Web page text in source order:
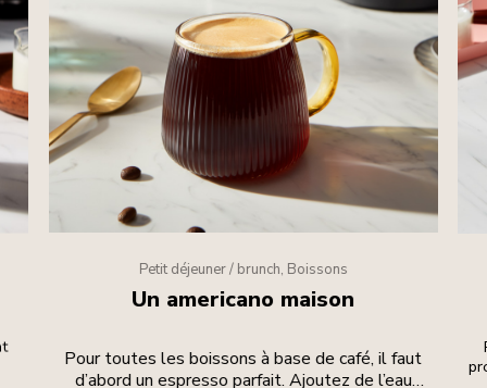
Petit déjeuner / brunch, Boissons
Un americano maison
Pour toutes les boissons à base de café, il faut
d’abord un espresso parfait. Ajoutez de l’eau